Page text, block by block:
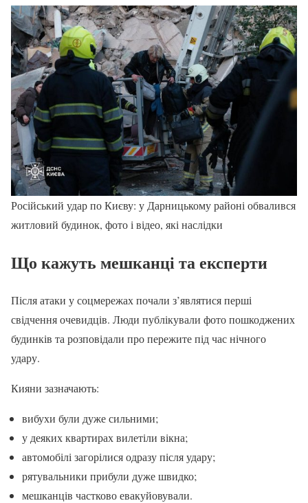
Російський удар по Києву: у Дарницькому районі обвалився
житловий будинок, фото і відео, які наслідки
Що кажуть мешканці та експерти
Після атаки у соцмережах почали з’являтися перші
свідчення очевидців. Люди публікували фото пошкоджених
будинків та розповідали про пережите під час нічного
удару.
Кияни зазначають:
вибухи були дуже сильними;
у деяких квартирах вилетіли вікна;
автомобілі загорілися одразу після удару;
рятувальники прибули дуже швидко;
мешканців частково евакуйовували.